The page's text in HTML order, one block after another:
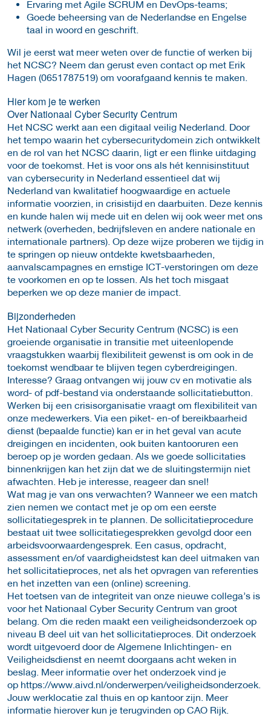
Ervaring met Agile SCRUM en DevOps-teams;
Goede beheersing van de Nederlandse en Engelse
taal in woord en geschrift.
Wil je eerst wat meer weten over de functie of werken bij
het NCSC? Neem dan gerust even contact op met Erik
Hagen (0651787519) om voorafgaand kennis te maken.
Hier kom je te werken
Over Nationaal Cyber Security Centrum
Het NCSC werkt aan een digitaal veilig Nederland. Door
het tempo waarin het cybersecuritydomein zich ontwikkelt
en de rol van het NCSC daarin, ligt er een flinke uitdaging
voor de toekomst. Het is voor ons als hét kennisinstituut
van cybersecurity in Nederland essentieel dat wij
Nederland van kwalitatief hoogwaardige en actuele
informatie voorzien, in crisistijd en daarbuiten. Deze kennis
en kunde halen wij mede uit en delen wij ook weer met ons
netwerk (overheden, bedrijfsleven en andere nationale en
internationale partners). Op deze wijze proberen we tijdig in
te springen op nieuw ontdekte kwetsbaarheden,
aanvalscampagnes en ernstige ICT-verstoringen om deze
te voorkomen en op te lossen. Als het toch misgaat
beperken we op deze manier de impact.
Bijzonderheden
Het Nationaal Cyber Security Centrum (NCSC) is een
groeiende organisatie in transitie met uiteenlopende
vraagstukken waarbij flexibiliteit gewenst is om ook in de
toekomst wendbaar te blijven tegen cyberdreigingen.
Interesse? Graag ontvangen wij jouw cv en motivatie als
word- of pdf-bestand via onderstaande sollicitatiebutton.
Werken bij een crisisorganisatie vraagt om flexibiliteit van
onze medewerkers. Via een piket- en-of bereikbaarheid
dienst (bepaalde functie) kan er in het geval van acute
dreigingen en incidenten, ook buiten kantooruren een
beroep op je worden gedaan. Als we goede sollicitaties
binnenkrijgen kan het zijn dat we de sluitingstermijn niet
afwachten. Heb je interesse, reageer dan snel!
Wat mag je van ons verwachten? Wanneer we een match
zien nemen we contact met je op om een eerste
sollicitatiegesprek in te plannen. De sollicitatieprocedure
bestaat uit twee sollicitatiegesprekken gevolgd door een
arbeidsvoorwaardengesprek. Een casus, opdracht,
assessment en/of vaardigheidstest kan deel uitmaken van
het sollicitatieproces, net als het opvragen van referenties
en het inzetten van een (online) screening.
Het toetsen van de integriteit van onze nieuwe collega’s is
voor het Nationaal Cyber Security Centrum van groot
belang. Om die reden maakt een veiligheidsonderzoek op
niveau B deel uit van het sollicitatieproces. Dit onderzoek
wordt uitgevoerd door de Algemene Inlichtingen- en
Veiligheidsdienst en neemt doorgaans acht weken in
beslag. Meer informatie over het onderzoek vind je
op https://www.aivd.nl/onderwerpen/veiligheidsonderzoek.
Jouw werklocatie zal thuis en op kantoor zijn. Meer
informatie hierover kun je terugvinden op CAO Rijk.